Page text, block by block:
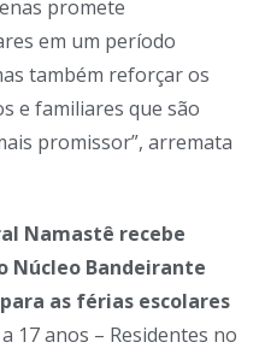
promete
em um período
também reforçar os
e familiares que são
promissor”, arremata
Namastê recebe
Núcleo Bandeirante
as férias escolares
17 anos – Residentes no